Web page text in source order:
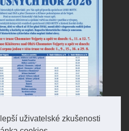
uživatelské zkušenosti